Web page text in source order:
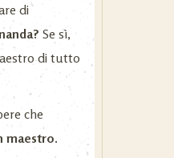
di
Se sì,
di tutto
che
maestro.